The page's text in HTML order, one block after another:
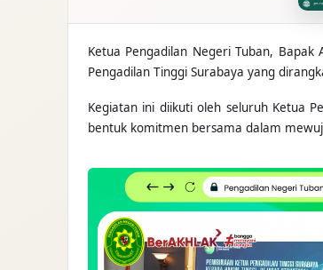
Ketua Pengadilan Negeri Tuban,
Pengadilan Tinggi Surabaya yang
Kegiatan ini diikuti oleh seluruh Ketua
bentuk komitmen bersama dalam